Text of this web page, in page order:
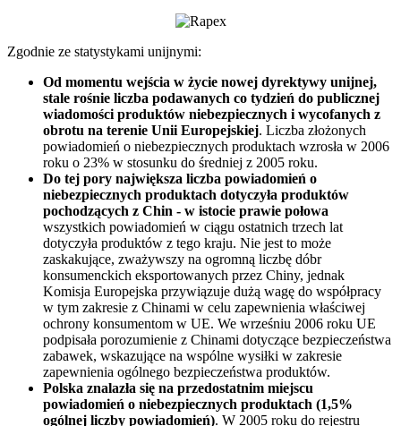
Zgodnie ze statystykami unijnymi:
Od momentu wejścia w życie nowej dyrektywy unijnej,
stale rośnie liczba podawanych co tydzień do publicznej
wiadomości produktów niebezpiecznych i wycofanych z
obrotu na terenie Unii Europejskiej. Liczba złożonych
powiadomień o niebezpiecznych produktach wzrosła w 2006
roku o 23% w stosunku do średniej z 2005 roku.
Do tej pory największa liczba powiadomień o
niebezpiecznych produktach dotyczyła produktów
pochodzących z Chin - w istocie prawie połowa
wszystkich powiadomień w ciągu ostatnich trzech lat
dotyczyła produktów z tego kraju. Nie jest to może
zaskakujące, zważywszy na ogromną liczbę dóbr
konsumenckich eksportowanych przez Chiny, jednak
Komisja Europejska przywiązuje dużą wagę do współpracy
w tym zakresie z Chinami w celu zapewnienia właściwej
ochrony konsumentom w UE. We wrześniu 2006 roku UE
podpisała porozumienie z Chinami dotyczące bezpieczeństwa
zabawek, wskazujące na wspólne wysiłki w zakresie
zapewnienia ogólnego bezpieczeństwa produktów.
Polska znalazła się na przedostatnim miejscu
powiadomień o niebezpiecznych produktach (1,5%
ogólnej liczby powiadomień). W 2005 roku do rejestru